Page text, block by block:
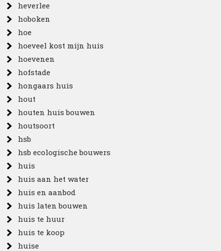
heverlee
hoboken
hoe
hoeveel kost mijn huis
hoevenen
hofstade
hongaars huis
hout
houten huis bouwen
houtsoort
hsb
hsb ecologische bouwers
huis
huis aan het water
huis en aanbod
huis laten bouwen
huis te huur
huis te koop
huise